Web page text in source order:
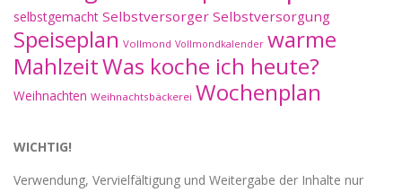
selbstgemacht Selbstversorger Selbstversorgung
Speiseplan Vollmond Vollmondkalender warme
MahlzeitWas koche ich heute?
Weihnachten Weihnachtsbäckerei Wochenplan
WICHTIG!
Verwendung, Vervielfältigung und Weitergabe der Inhalte nur